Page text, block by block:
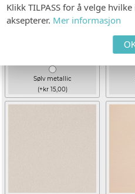
Sølv metallic
(+kr 15,00)
Klikk TILPASS for å velge
aksepterer. Mer informasjon